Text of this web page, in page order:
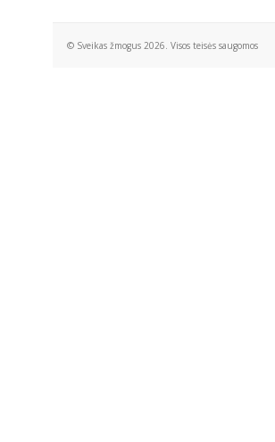
© Sveikas žmogus 2026. Visos teisės saugomos